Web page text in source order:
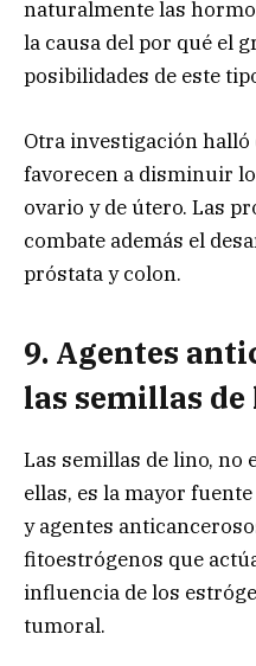
naturalmente las
la causa del por qué el
posibilidades de este
Otra investigación
favorecen a disminuir
ovario y de útero. Las
combate además el
próstata y colon.
9. Agentes
las semillas
Las semillas de lino, no
ellas, es la mayor
y agentes
fitoestrógenos que
influencia de los
tumoral.